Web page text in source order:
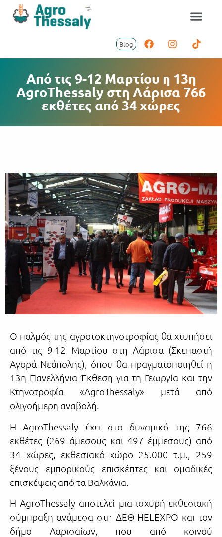
Blog
Από τις 9-12 Μαρτίου η 13η
AgroThessaly στη Λάρισα 766
εκθέτες από 34 χώρες
Ο παλμός της αγροτοκτηνοτροφίας θα χτυπήσει
από τις 9-12 Μαρτίου στη Λάρισα (Σκεπαστή
Αγορά Νεάπολης), όπου θα πραγματοποιηθεί η
13η Πανελλήνια Έκθεση για τη Γεωργία και την
Κτηνοτροφία «AgroThessaly» μετά από
ολιγοήμερη αναβολή.
Η AgroThessaly έχει στο δυναμικό της 766
εκθέτες (269 άμεσους και 497 έμμεσους) από
34 χώρες, εκθεσιακό χώρο 25.000 τ.μ., 259
ξένους εμπορικούς επισκέπτες και ομαδικές
επισκέψεις από τα Βαλκάνια.
Η AgroThessaly αποτελεί μια ισχυρή εκθεσιακή
σύμπραξη ανάμεσα στη ΔΕΘ-HELEXPO και τον
δήμο Λαρισαίων, που από κοινού